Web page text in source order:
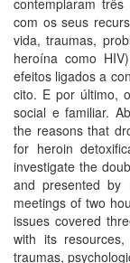
contemplaram
com os seus
vida, traumas,
heroí­na como
efeitos ligados a
cito. E por último,
social e familiar.
the reasons that
for heroin
investigate the
and presented by
meetings of two
issues covered
with its
traumas,